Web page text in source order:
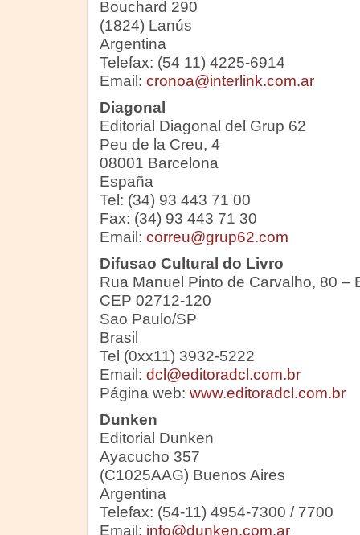
Bouchard 290
(1824) Lanús
Argentina
Telefax: (54 11) 4225-6914
Email: cronoa@interlink.com.ar
Diagonal
Editorial Diagonal del Grup 62
Peu de la Creu, 4
08001 Barcelona
España
Tel: (34) 93 443 71 00
Fax: (34) 93 443 71 30
Email: correu@grup62.com
Difusao Cultural do Livro
Rua Manuel Pinto de Carvalho, 80 –
CEP 02712-120
Sao Paulo/SP
Brasil
Tel (0xx11) 3932-5222
Email: dcl@editoradcl.com.br
Página web: www.editoradcl.com.br
Dunken
Editorial Dunken
Ayacucho 357
(C1025AAG) Buenos Aires
Argentina
Telefax: (54-11) 4954-7300 / 7700
Email: info@dunken.com.ar